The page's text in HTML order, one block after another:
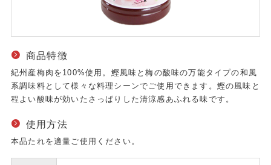
商品特徴
紀州産梅肉を100%使用。鰹風味と梅の酸味の万能タイプの和風
系調味料として様々な料理シーンでご使用できます。鰹の風味と
程よい酸味が効いたさっぱりした清涼感あふれる味です。
使用方法
本品たれを適量ご使用ください。